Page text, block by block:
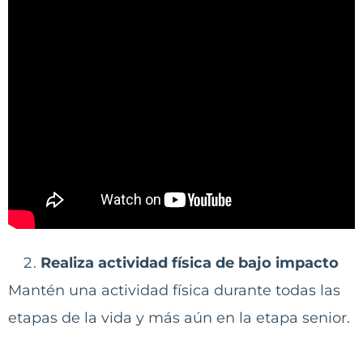
Realiza actividad física de bajo impacto
Mantén una actividad física durante todas las
etapas de la vida y más aún en la etapa senior.